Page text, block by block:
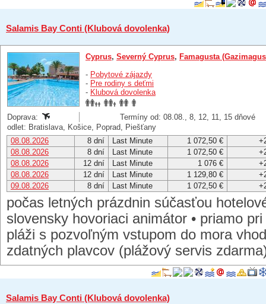
Salamis Bay Conti (Klubová dovolenka)
Cyprus, Severný Cyprus, Famagusta
- Pobytové zájazdy
- Pre rodiny s deťmi
- Klubová dovolenka
Doprava:
Termíny od: 08.08., 8, 12, 11, 15 dňové
odlet: Bratislava, Košice, Poprad, Piešťany
08.08.2026
8 dní Last Minute 1 072,50 €
08.08.2026
8 dní Last Minute 1 072,50 €
08.08.2026
12 dní Last Minute 1 076 €
08.08.2026
12 dní Last Minute 1 129,80 €
09.08.2026
8 dní Last Minute 1 072,50 €
počas letných prázdnin súčasťou
slovensky hovoriaci animátor • priamo
pláži s pozvoľným vstupom do mora
zdatných plavcov (plážový servis
Salamis Bay Conti (Klubová dovolenka)